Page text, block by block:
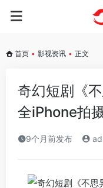
首页 • 影视资讯 • 正文
奇幻短剧《
全iPhone拍
9个月前发布